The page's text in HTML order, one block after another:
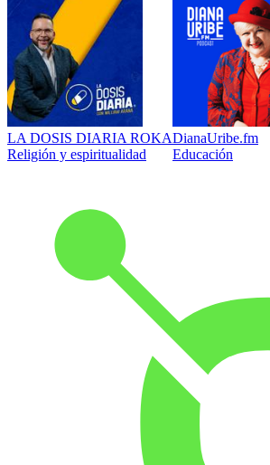
LA DOSIS DIARIA ROKA
Religión y espiritualidad
DianaUribe.fm
Educación